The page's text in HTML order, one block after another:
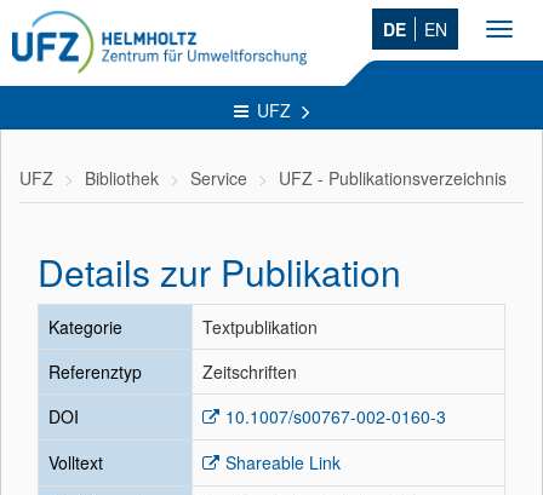
DE EN
UFZ
UFZ Bibliothek Service UFZ - Publikationsverzeichnis
Details zur Publikation
Kategorie
Textpublikation
Referenztyp
Zeitschriften
DOI
10.1007/s00767-002-0160-3
Volltext
Shareable Link